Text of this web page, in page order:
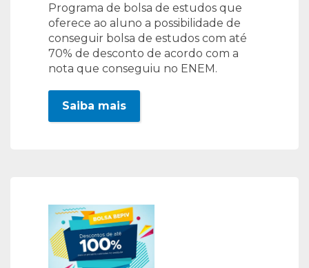
Programa de bolsa de estudos que
oferece ao aluno a possibilidade de
conseguir bolsa de estudos com até
70% de desconto de acordo com a
nota que conseguiu no ENEM.
Saiba mais